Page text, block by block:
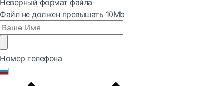
Неверный формат файла
Файл не должен превышать 10Mb
Номер телефона